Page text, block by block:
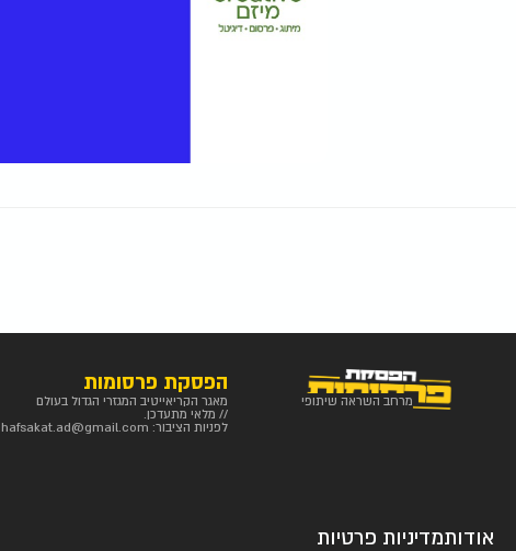
מרחב השראה שיתופי
הפסקת פרסומות
מאגר הקריאייטיב המגזרי הגדול בעולם
// מלאי מתעדכן.
לפניות הציבור: hafsakat.ad@gmail.com
אודותמדיניות פרטיות